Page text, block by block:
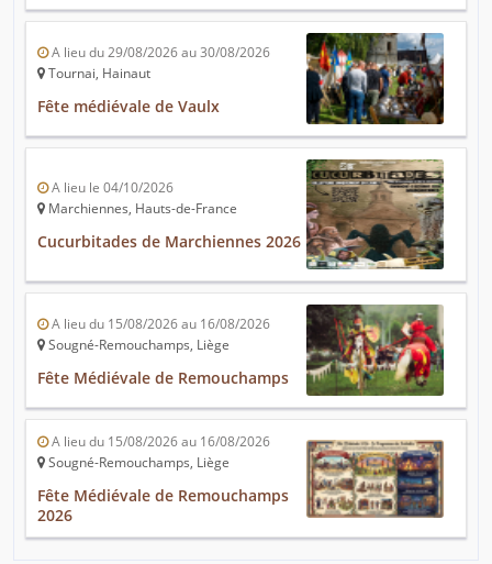
A lieu du 29/08/2026 au 30/08/2026
Tournai, Hainaut
Fête médiévale de Vaulx
A lieu le 04/10/2026
Marchiennes, Hauts-de-France
Cucurbitades de Marchiennes 2026
A lieu du 15/08/2026 au 16/08/2026
Sougné-Remouchamps, Liège
Fête Médiévale de Remouchamps
A lieu du 15/08/2026 au 16/08/2026
Sougné-Remouchamps, Liège
Fête Médiévale de Remouchamps
2026